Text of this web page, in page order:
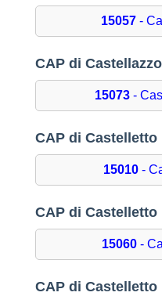
15057-
CAP di
15073-
CAP di Castelletto
15010 -
CAP di Castelletto
15060-
CAP di Castelletto